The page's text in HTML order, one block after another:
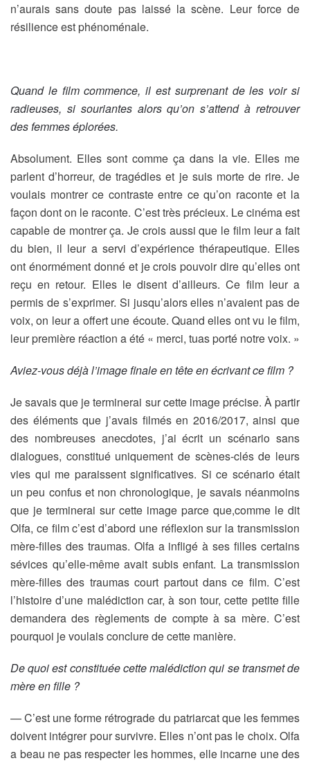
n’aurais sans doute pas laissé la scène. Leur force de
résilience est phénoménale.
Quand le film commence, il est surprenant de les voir si
radieuses, si souriantes alors qu’on s’attend à retrouver
des femmes éplorées.
Absolument. Elles sont comme ça dans la vie. Elles me
parlent d’horreur, de tragédies et je suis morte de rire. Je
voulais montrer ce contraste entre ce qu’on raconte et la
façon dont on le raconte. C’est très précieux. Le cinéma est
capable de montrer ça. Je crois aussi que le film leur a fait
du bien, il leur a servi d’expérience thérapeutique. Elles
ont énormément donné et je crois pouvoir dire qu’elles ont
reçu en retour. Elles le disent d’ailleurs. Ce film leur a
permis de s’exprimer. Si jusqu’alors elles n’avaient pas de
voix, on leur a offert une écoute. Quand elles ont vu le film,
leur première réaction a été « merci, tuas porté notre voix. »
Aviez-vous déjà l’image finale en tête en écrivant ce film ?
Je savais que je terminerai sur cette image précise. À partir
des éléments que j’avais filmés en 2016/2017, ainsi que
des nombreuses anecdotes, j’ai écrit un scénario sans
dialogues, constitué uniquement de scènes-clés de leurs
vies qui me paraissent significatives. Si ce scénario était
un peu confus et non chronologique, je savais néanmoins
que je terminerai sur cette image parce que,comme le dit
Olfa, ce film c’est d’abord une réflexion sur la transmission
mère-filles des traumas. Olfa a infligé à ses filles certains
sévices qu’elle-même avait subis enfant. La transmission
mère-filles des traumas court partout dans ce film. C’est
l’histoire d’une malédiction car, à son tour, cette petite fille
demandera des règlements de compte à sa mère. C’est
pourquoi je voulais conclure de cette manière.
De quoi est constituée cette malédiction qui se transmet de
mère en fille ?
— C’est une forme rétrograde du patriarcat que les femmes
doivent intégrer pour survivre. Elles n’ont pas le choix. Olfa
a beau ne pas respecter les hommes, elle incarne une des